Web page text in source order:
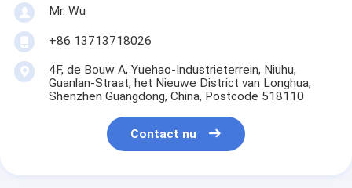
Mr. Wu
+86 13713718026
4F, de Bouw A, Yuehao-Industrieterrein, Niuhu,
Guanlan-Straat, het Nieuwe District van Longhua,
Shenzhen Guangdong, China, Postcode 518110
Contact nu